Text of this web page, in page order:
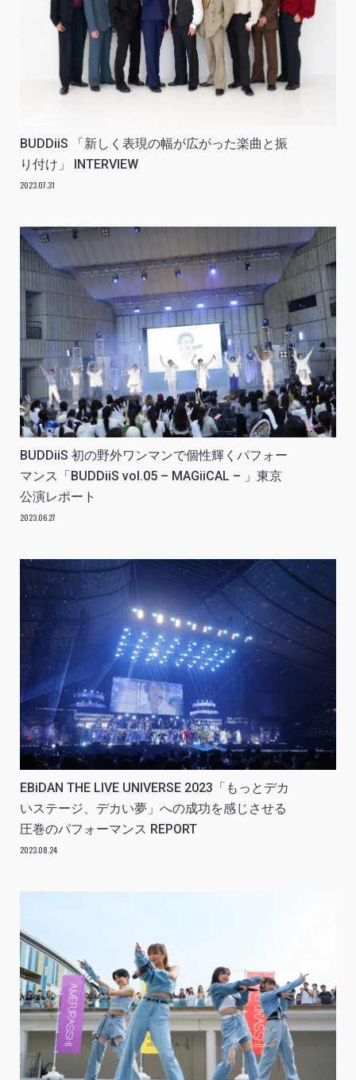
BUDDiiS 「新しく表現の幅が広がった楽曲と振
り付け」 INTERVIEW
2023.07.31
BUDDiiS 初の野外ワンマンで個性輝くパフォー
マンス「BUDDiiS vol.05 – MAGiiCAL – 」東京
公演レポート
2023.06.27
EBiDAN THE LIVE UNIVERSE 2023「もっとデカ
いステージ、デカい夢」への成功を感じさせる
圧巻のパフォーマンス REPORT
2023.08.24